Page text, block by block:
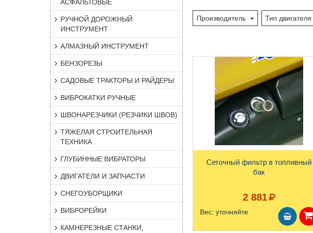
АСФАЛЬТОВЫЕ
РУЧНОЙ ДОРОЖНЫЙ
ИНСТРУМЕНТ
АЛМАЗНЫЙ ИНСТРУМЕНТ
БЕНЗОРЕЗЫ
САДОВЫЕ ТРАКТОРЫ И РАЙДЕРЫ
ВИБРОКАТКИ РУЧНЫЕ
ШВОНАРЕЗЧИКИ (РЕЗЧИКИ ШВОВ)
ТЯЖЕЛАЯ СТРОИТЕЛЬНАЯ
ТЕХНИКА
ГЛУБИННЫЕ ВИБРАТОРЫ
ДВИГАТЕЛИ И ЗАПЧАСТИ
СНЕГОУБОРЩИКИ
ВИБРОРЕЙКИ
КАМНЕРЕЗНЫЕ СТАНКИ,
Производитель Тип двигателя
Сеточный фильтр в топливный
бак
2 881
Вес: уточняйте